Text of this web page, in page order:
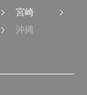
宮崎
沖縄